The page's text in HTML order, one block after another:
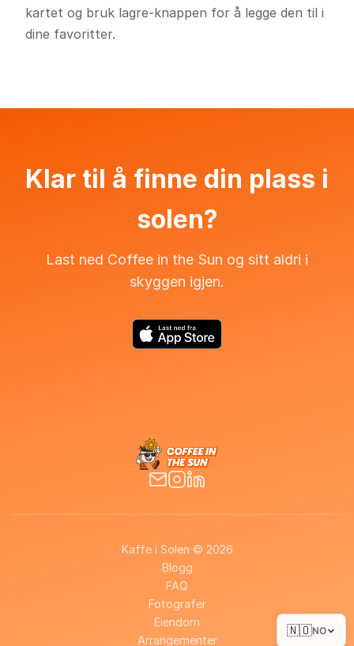
kartet og bruk lagre-knappen for å legge den til i
dine favoritter.
Klar til å finne din plass i
solen?
Last ned Coffee in the Sun og sitt aldri i
skyggen igjen.
Kaffe i Solen © 2026
Blogg
FAQ
Fotografer
Eiendom
Arrangementer
🇳🇴NO